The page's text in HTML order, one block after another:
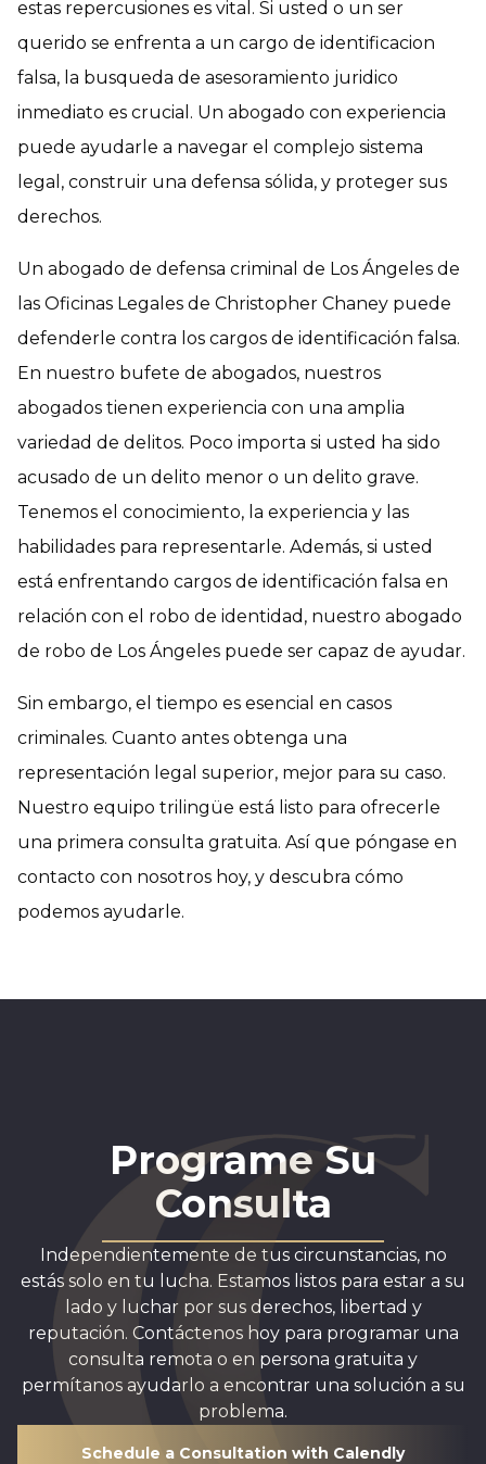
estas repercusiones es vital. Si usted o un ser
querido se enfrenta a un cargo de identificacion
falsa, la busqueda de asesoramiento juridico
inmediato es crucial. Un abogado con experiencia
puede ayudarle a navegar el complejo sistema
legal, construir una defensa sólida, y proteger sus
derechos.
Un abogado de defensa criminal de Los Ángeles de
las Oficinas Legales de Christopher Chaney puede
defenderle contra los cargos de identificación falsa.
En nuestro bufete de abogados, nuestros
abogados tienen experiencia con una amplia
variedad de delitos. Poco importa si usted ha sido
acusado de un delito menor o un delito grave.
Tenemos el conocimiento, la experiencia y las
habilidades para representarle. Además, si usted
está enfrentando cargos de identificación falsa en
relación con el robo de identidad, nuestro abogado
de robo de Los Ángeles puede ser capaz de ayudar.
Sin embargo, el tiempo es esencial en casos
criminales. Cuanto antes obtenga una
representación legal superior, mejor para su caso.
Nuestro equipo trilingüe está listo para ofrecerle
una primera consulta gratuita. Así que póngase en
contacto con nosotros hoy, y descubra cómo
podemos ayudarle.
Programe Su
Consulta
Independientemente de tus circunstancias, no
estás solo en tu lucha. Estamos listos para estar a su
lado y luchar por sus derechos, libertad y
reputación. Contáctenos hoy para programar una
consulta remota o en persona gratuita y
permítanos ayudarlo a encontrar una solución a su
problema.
Schedule a Consultation with Calendly